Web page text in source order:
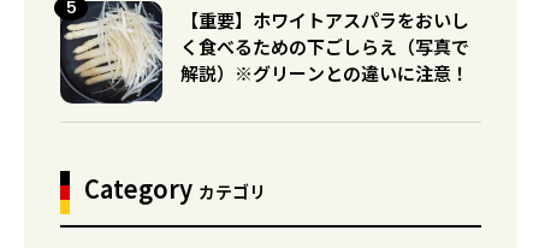
【重要】ホワイトアスパラをおいし
く食べるための下ごしらえ（写真で
解説）※グリーンとの違いに注意！
Category カテゴリ